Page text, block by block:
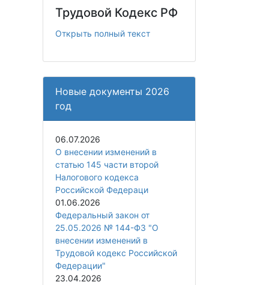
Трудовой Кодекс РФ
Открыть полный текст
Новые документы 2026
год
06.07.2026
О внесении изменений в
статью 145 части второй
Налогового кодекса
Российской Федераци
01.06.2026
Федеральный закон от
25.05.2026 № 144-ФЗ "О
внесении изменений в
Трудовой кодекс Российской
Федерации"
23.04.2026